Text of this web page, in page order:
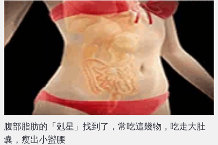
腹部脂肪的「剋星」找到了，常吃這幾物，吃走大肚
囊，瘦出小蠻腰